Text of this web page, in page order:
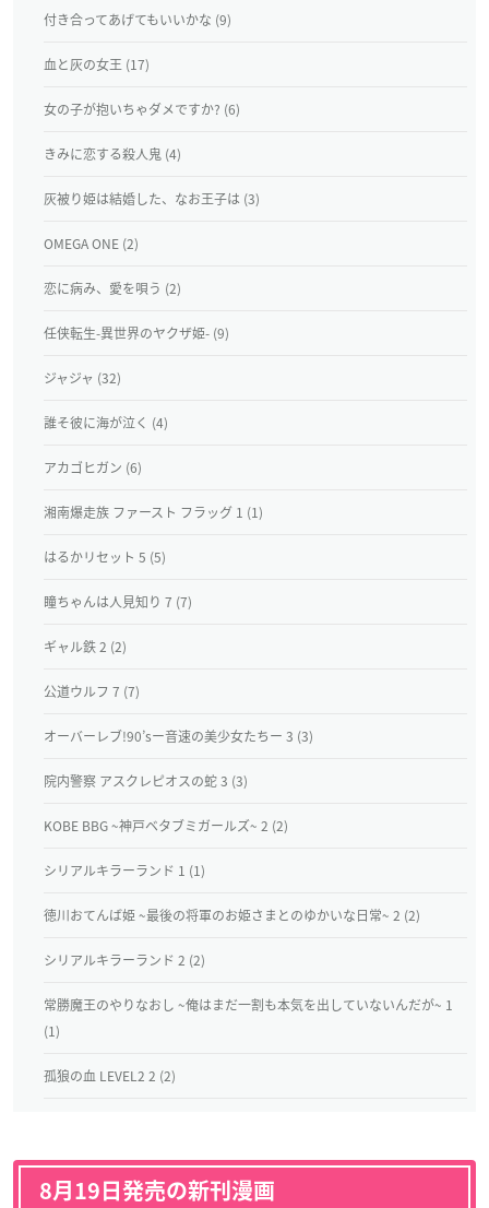
付き合ってあげてもいいかな (9)
血と灰の女王 (17)
女の子が抱いちゃダメですか? (6)
きみに恋する殺人鬼 (4)
灰被り姫は結婚した、なお王子は (3)
OMEGA ONE (2)
恋に病み、愛を唄う (2)
任侠転生-異世界のヤクザ姫- (9)
ジャジャ (32)
誰そ彼に海が泣く (4)
アカゴヒガン (6)
湘南爆走族 ファースト フラッグ 1 (1)
はるかリセット 5 (5)
瞳ちゃんは人見知り 7 (7)
ギャル鉄 2 (2)
公道ウルフ 7 (7)
オーバーレブ!90’sー音速の美少女たちー 3 (3)
院内警察 アスクレピオスの蛇 3 (3)
KOBE BBG ~神戸ベタブミガールズ~ 2 (2)
シリアルキラーランド 1 (1)
徳川おてんば姫 ~最後の将軍のお姫さまとのゆかいな日常~ 2 (2)
シリアルキラーランド 2 (2)
常勝魔王のやりなおし ~俺はまだ一割も本気を出していないんだが~ 1
(1)
孤狼の血 LEVEL2 2 (2)
8月19日発売の新刊漫画